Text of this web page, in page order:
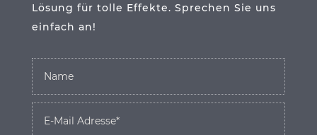
Lösung für tolle Effekte. Sprechen Sie uns
einfach an!